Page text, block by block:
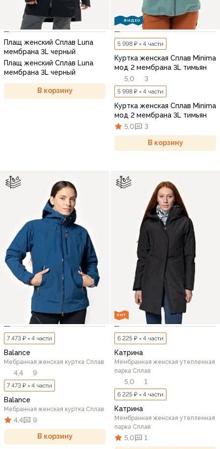
Плащ женский Сплав Luna
мембрана 3L черный
Плащ женский Сплав Luna
мембрана 3L черный
В корзину
ВИДЕО
5 998 ₽ × 4 части
Куртка женская Сплав Minima
мод 2 мембрана 3L тимьян
5,0
3
5 998 ₽ × 4 части
Куртка женская Сплав Minima
мод 2 мембрана 3L тимьян
5,0
3
В корзину
7 473 ₽ × 4 части
Balance
Мебранная женская куртка Сплав
4,4 9
7 473 ₽ × 4 части
Balance
Мебранная женская куртка Сплав
4,4 9
В корзину
ХИТ
6 225 ₽ × 4 части
Катрина
Мембранная женская утепленная
парка Сплав
5,0 1
6 225 ₽ × 4 части
Катрина
Мембранная женская утепленная
парка Сплав
5,0 1